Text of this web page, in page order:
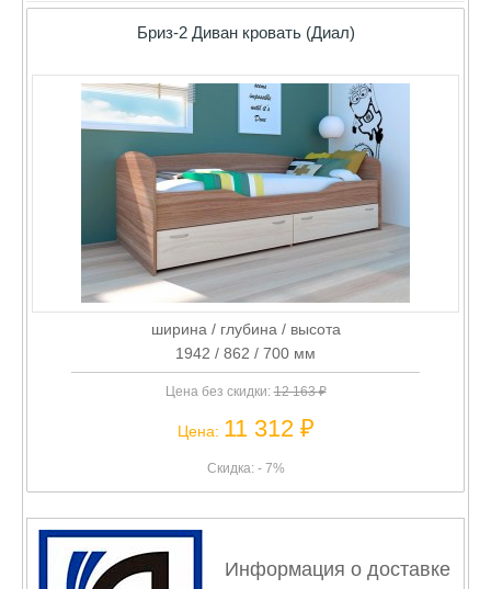
Бриз-2 Диван кровать (Диал)
ширина / глубина / высота
1942 / 862 / 700 мм
Цена без скидки:12 163 ₽
Цена: 11 312 ₽
Скидка: - 7%
Информация о доставке